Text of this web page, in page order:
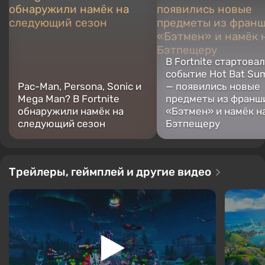
Pac-Man, Persona, Sonic и
Mega Man? В Fortnite
обнаружили намёк на
следующий сезон
В Fortnite
событие Hot Bat
— появились новые
предметы из
«Бэтмен» и намёк
Бэтпещеру
Трейлеры, геймплей и другие видео